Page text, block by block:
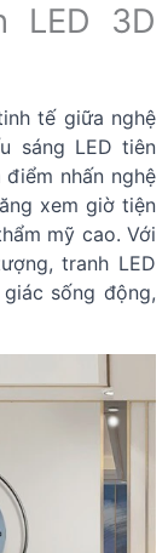
LED 3D
tế giữa nghệ
sáng LED tiên
nhấn nghệ
xem giờ tiện
mỹ cao. Với
tranh LED
sống động,